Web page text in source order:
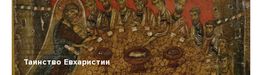
Таинство Евхаристии